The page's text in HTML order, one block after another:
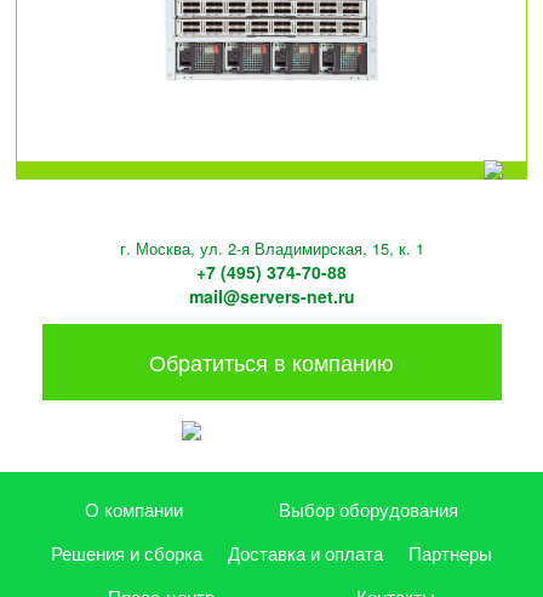
г. Москва, ул. 2-я Владимирская, 15, к. 1
+7 (495) 374-70-88
mail@servers-net.ru
Обратиться в компанию
О компании
Выбор оборудования
Решения и сборка
Доставка и оплата
Партнеры